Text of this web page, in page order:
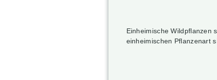
Einheimische Wildpflanzen
einheimischen Pflanzenart